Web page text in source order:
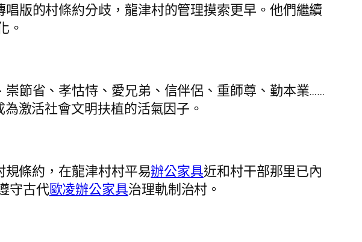
版的村條約分歧，龍津村的管理摸索更早。他們繼續
。
節省、孝怙恃、愛兄弟、信伴侶、重師尊、勤本業……
激活社會文明扶植的活氣因子。
規條約，在龍津村村平易辦公家具近和村干部那里已內
守古代歐凌辦公家具治理軌制治村。